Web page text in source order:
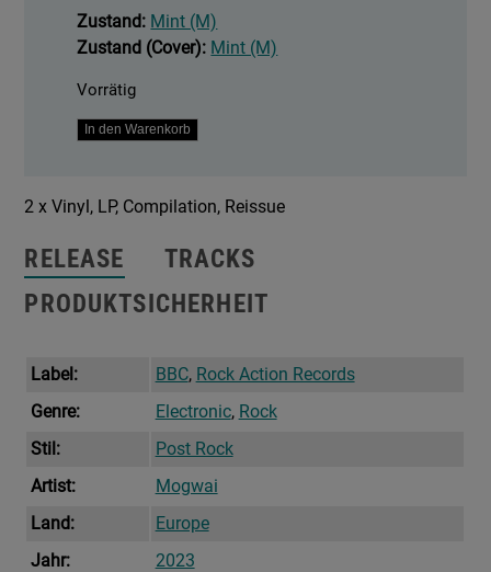
Zustand: Mint (M)
Zustand (Cover): Mint (M)
Vorrätig
Government
BBC
1996-
Menge
In den Warenkorb
2 x Vinyl, LP, Compilation, Reissue
RELEASE
TRACKS
PRODUKTSICHERHEIT
Label: BBC, Rock Action Records
Genre:
Electronic, Rock
Stil:
Post Rock
Artist:
Mogwai
Land:
Europe
Jahr:
2023